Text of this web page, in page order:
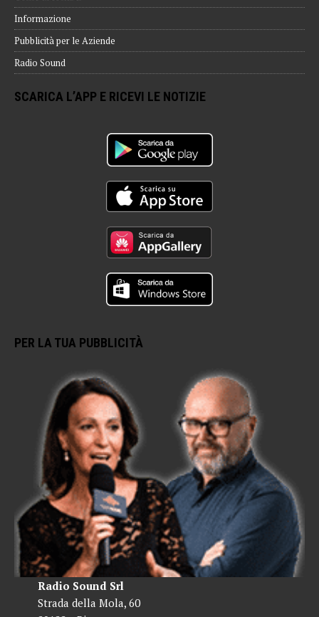
Informazione
Pubblicità per le Aziende
Radio Sound
SCARICA L’APP E RICEVI LE NOTIZIE
PER LA TUA PUBBLICITÀ
Radio Sound Srl
Strada della Mola, 60